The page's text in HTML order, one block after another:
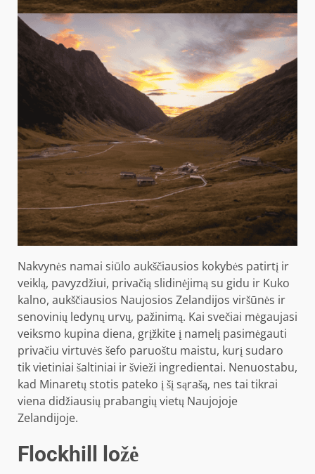
Nakvynės namai siūlo aukščiausios kokybės patirtį ir
veiklą, pavyzdžiui, privačią slidinėjimą su gidu ir Kuko
kalno, aukščiausios Naujosios Zelandijos viršūnės ir
senovinių ledynų urvų, pažinimą. Kai svečiai mėgaujasi
veiksmo kupina diena, grįžkite į namelį pasimėgauti
privačiu virtuvės šefo paruoštu maistu, kurį sudaro
tik vietiniai šaltiniai ir švieži ingredientai. Nenuostabu,
kad Minaretų stotis pateko į šį sąrašą, nes tai tikrai
viena didžiausių prabangių vietų Naujojoje
Zelandijoje.
Flockhill ložė